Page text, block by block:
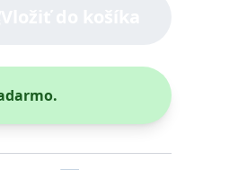
jejich webových
uživatelů. Obvykle se
stavu uživatele mezi